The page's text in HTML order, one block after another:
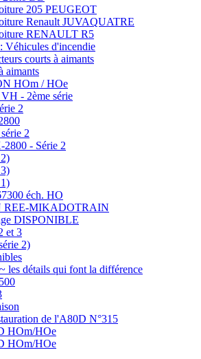
205 PEUGEOT
Renault JUVAQUATRE
RENAULT R5
d'incendie
courts à aimants
aimants
HOm / HOe
- 2ème série
2
2
- Série 2
éch. HO
REE-MIKADOTRAIN
DISPONIBLE
et 3
2)
les détails qui font la différence
de l'A80D N°315
HOm/HOe
HOm/HOe